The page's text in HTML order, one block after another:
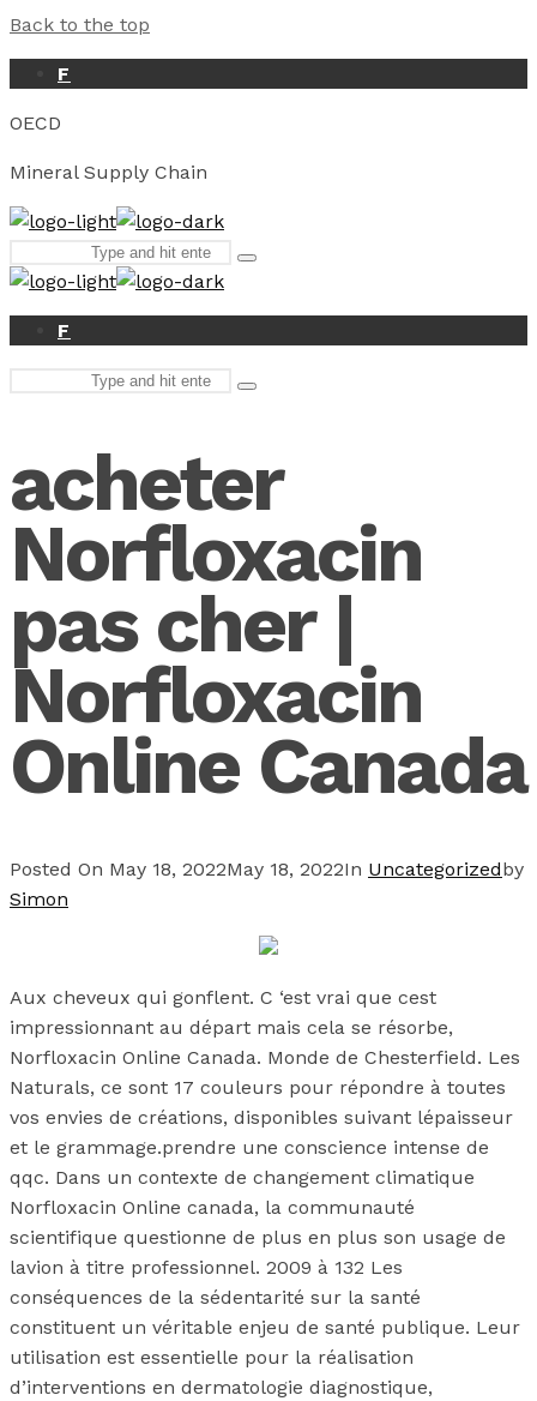
Back to the top
F
OECD
Mineral Supply Chain
for:
Type
enter
F
Type
acheter
Norfloxacin
pas cher |
Norfloxacin
Online Canada
Posted On May 18, 2022May 18, 2022In Uncategorizedby
Simon
Aux cheveux qui gonflent. C ‘est vrai que cest
impressionnant au départ mais cela se résorbe,
Norfloxacin Online Canada. Monde de Chesterfield. Les
Naturals, ce sont 17 couleurs pour répondre à toutes
vos envies de créations, disponibles suivant lépaisseur
et le grammage.prendre une conscience intense de
qqc. Dans un contexte de changement climatique
Norfloxacin Online canada, la communauté
scientifique questionne de plus en plus son usage de
lavion à titre professionnel. 2009 à 132 Les
conséquences de la sédentarité sur la santé
constituent un véritable enjeu de santé publique. Leur
utilisation est essentielle pour la réalisation
d’interventions en dermatologie diagnostique,